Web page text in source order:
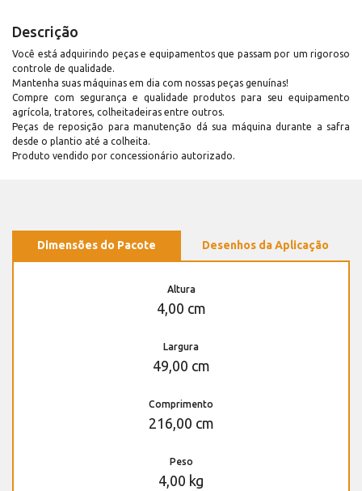
Descrição
Você está adquirindo peças e equipamentos que passam por um rigoroso
controle de qualidade.
Mantenha suas máquinas em dia com nossas peças genuínas!
Compre com segurança e qualidade produtos para seu equipamento
agrícola, tratores, colheitadeiras entre outros.
Peças de reposição para manutenção dá sua máquina durante a safra
desde o plantio até a colheita.
Produto vendido por concessionário autorizado.
Dimensões do Pacote Desenhos da Aplicação
Altura
4,00 cm
Largura
49,00 cm
Comprimento
216,00 cm
Peso
4,00 kg